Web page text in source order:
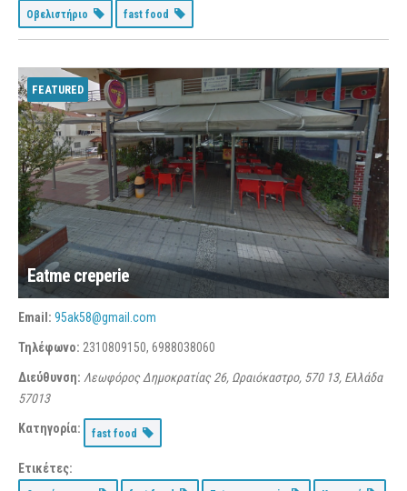
Οβελιστήριο fast food
FEATURED
Eatme creperie
Email: 95ak58@gmail.com
Τηλέφωνο: 2310809150, 6988038060
Διεύθυνση: Λεωφόρος Δημοκρατίας 26, Ωραιόκαστρο, 570 13, Ελλάδα
57013
Κατηγορία: fast food
Ετικέτες: